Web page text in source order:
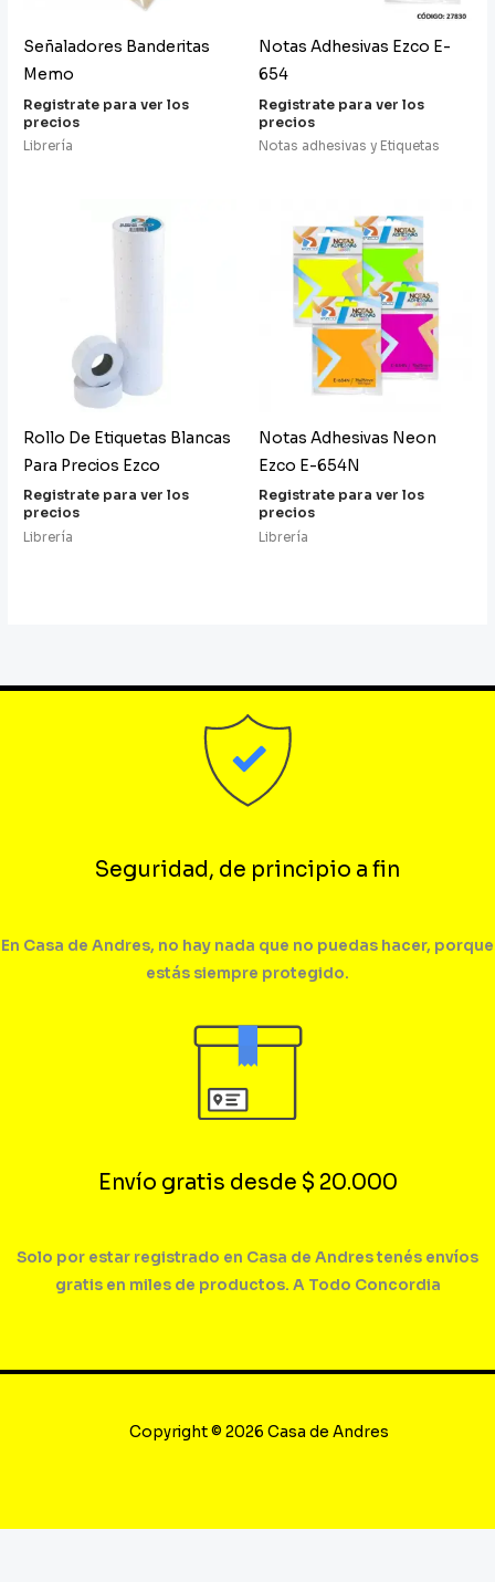
Señaladores Banderitas
Memo
Registrate para ver los
precios
Librería
Notas Adhesivas Ezco E-
654
Registrate para ver los
precios
Notas adhesivas y Etiquetas
Rollo De Etiquetas Blancas
Para Precios Ezco
Registrate para ver los
precios
Librería
Notas Adhesivas Neon
Ezco E-654N
Registrate para ver los
precios
Librería
Seguridad, de principio a fin
En Casa de Andres, no hay nada que no puedas hacer, porque
estás siempre protegido.
Envío gratis desde $ 20.000
Solo por estar registrado en Casa de Andres tenés envíos
gratis en miles de productos. A Todo Concordia
Copyright © 2026 Casa de Andres